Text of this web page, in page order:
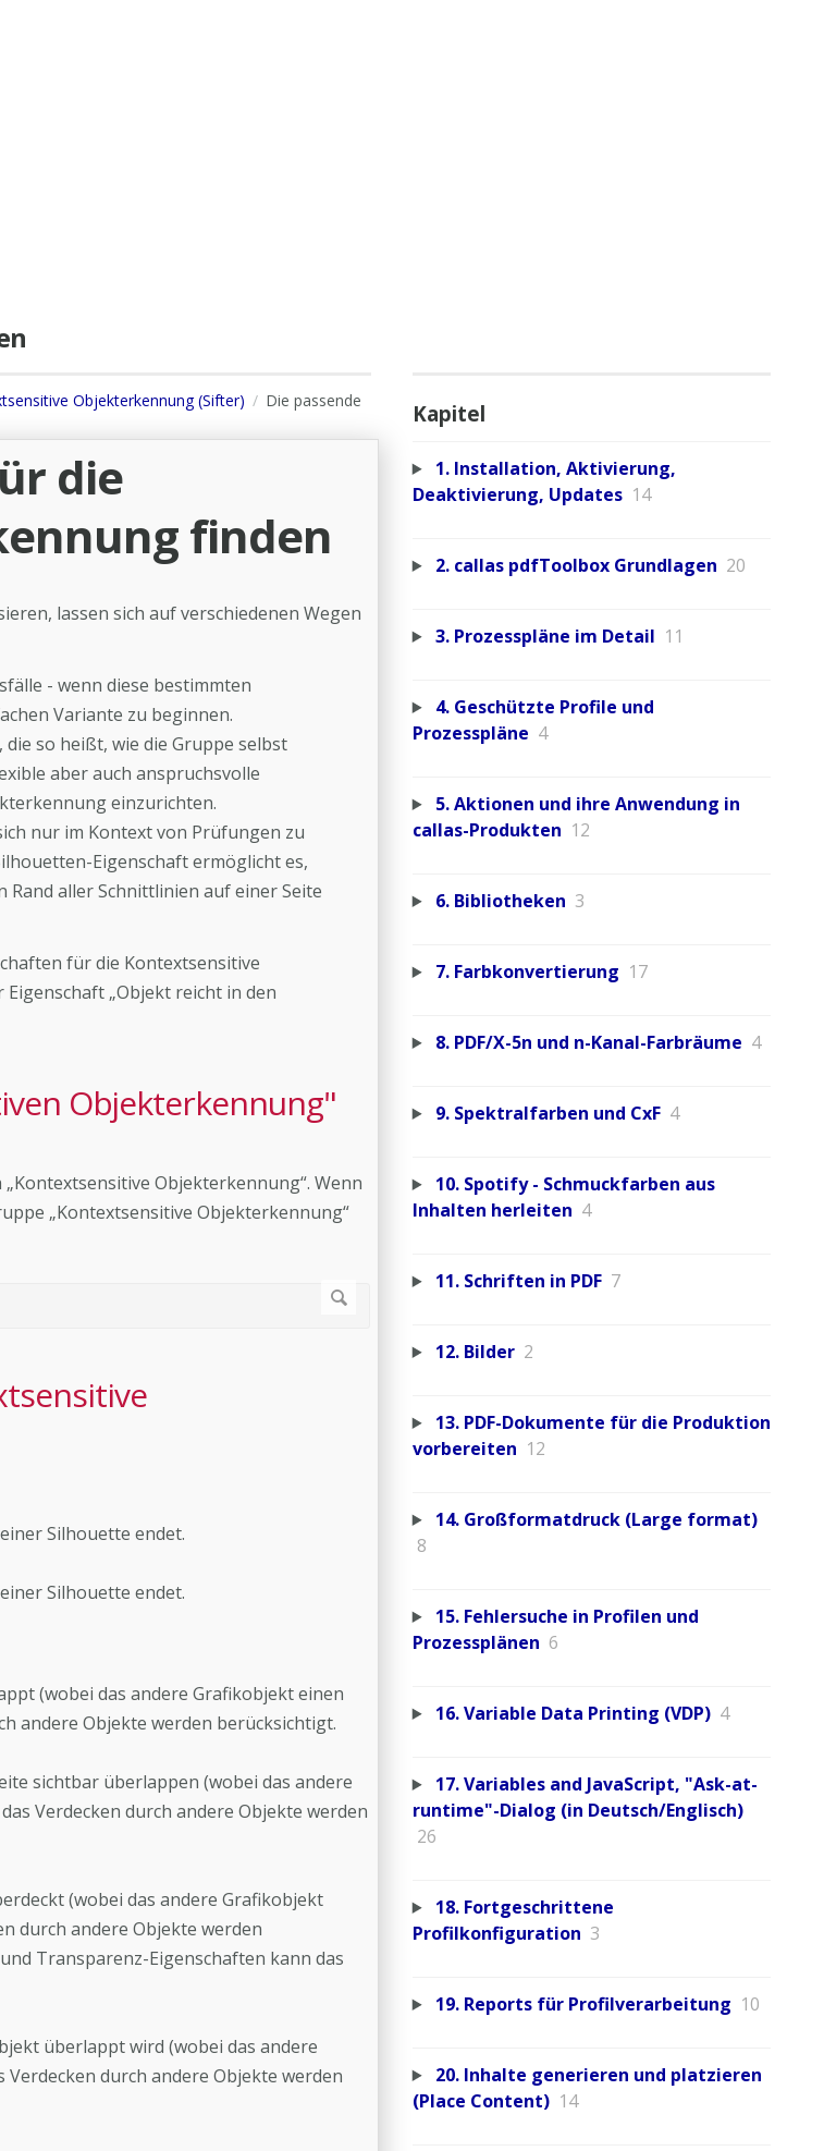
Objekterkennung (Sifter)
Die passende
die
finden
lassen sich auf verschiedenen Wegen
- wenn diese bestimmten
Variante zu beginnen.
so heißt, wie die Gruppe selbst
aber auch anspruchsvolle
einzurichten.
nur im Kontext von Prüfungen zu
Eigenschaft ermöglicht es,
Rand aller Schnittlinien auf einer Seite
für die Kontextsensitive
„Objekt reicht in den
Objekterkennung"
Objekterkennung“. Wenn
„Kontextsensitive Objekterkennung“
Silhouette endet.
Silhouette endet.
(wobei das andere Grafikobjekt einen
andere Objekte werden berücksichtigt.
sichtbar überlappen (wobei das andere
Verdecken durch andere Objekte werden
(wobei das andere Grafikobjekt
durch andere Objekte werden
Transparenz-Eigenschaften kann das
überlappt wird (wobei das andere
durch andere Objekte werden
Kapitel
1. Installation, Aktivierung,
Deaktivierung, Updates 14
2. callas pdfToolbox Grundlagen 20
3. Prozesspläne im Detail 11
4. Geschützte Profile und
Prozesspläne 4
5. Aktionen und ihre Anwendung in
callas-Produkten 12
6. Bibliotheken 3
7. Farbkonvertierung 17
8. PDF/X-5n und n-Kanal-Farbräume 4
9. Spektralfarben und CxF 4
10. Spotify - Schmuckfarben aus
Inhalten herleiten 4
11. Schriften in PDF 7
12. Bilder 2
13. PDF-Dokumente für die Produktion
vorbereiten 12
14. Großformatdruck (Large format)
8
15. Fehlersuche in Profilen und
Prozessplänen 6
16. Variable Data Printing (VDP) 4
17. Variables and JavaScript, "Ask-at-
runtime"-Dialog (in Deutsch/Englisch)
26
18. Fortgeschrittene
Profilkonfiguration 3
19. Reports für Profilverarbeitung 10
20. Inhalte generieren und platzieren
(Place Content) 14